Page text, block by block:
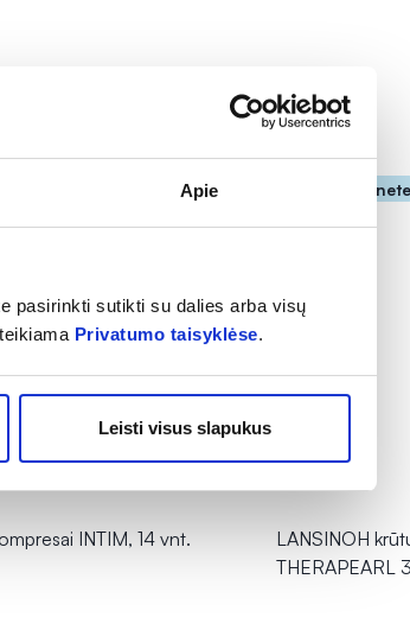
Apie
pasirinkti sutikti su dalies arba visų
Privatumo taisyklėse.
Leisti visus slapukus
INTIM, 14 vnt.
Tik internete
LANSINOH
THERAPEARL